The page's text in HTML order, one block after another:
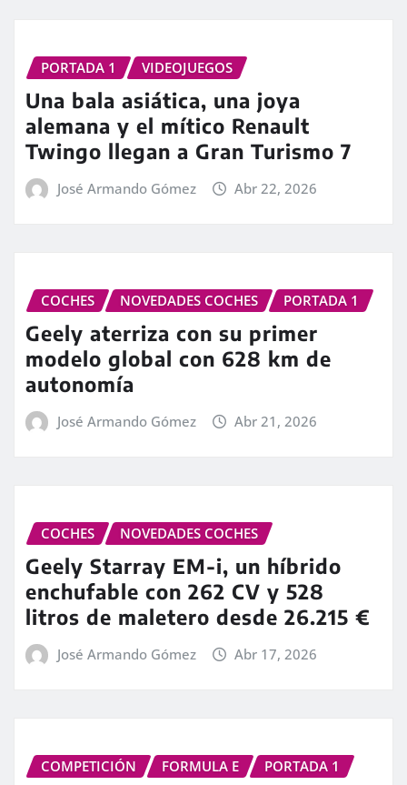
PORTADA 1 VIDEOJUEGOS
Una bala asiática, una joya
alemana y el mítico Renault
Twingo llegan a Gran Turismo 7
José Armando Gómez Abr 22, 2026
COCHES NOVEDADES COCHES PORTADA 1
Geely aterriza con su primer
modelo global con 628 km de
autonomía
José Armando Gómez Abr 21, 2026
COCHES NOVEDADES COCHES
Geely Starray EM-i, un híbrido
enchufable con 262 CV y 528
litros de maletero desde 26.215 €
José Armando Gómez Abr 17, 2026
COMPETICIÓN FORMULA E PORTADA 1